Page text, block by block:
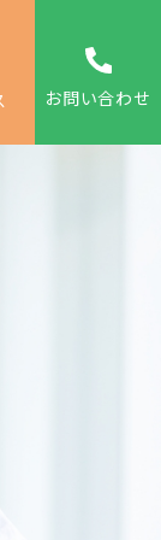
お問い合わせ